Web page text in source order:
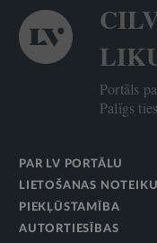
Portāls
Palīgs
PAR LV PORTĀLU
LIETOŠANAS
PIEKĻŪSTAMĪBA
AUTORTIESĪBAS